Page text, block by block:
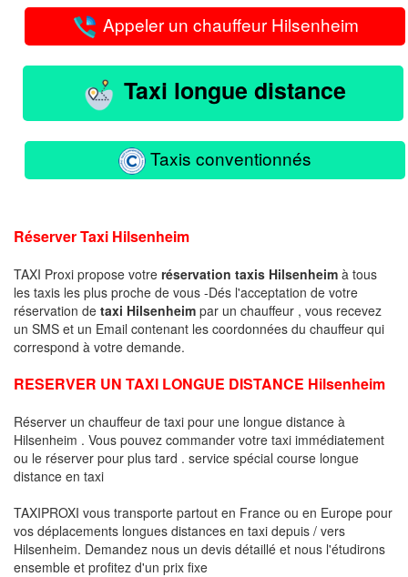
Appeler un chauffeur Hilsenheim
Taxi longue distance
Taxis conventionnés
Réserver Taxi Hilsenheim
TAXI Proxi propose votre réservation taxis Hilsenheim à tous
les taxis les plus proche de vous -Dés l'acceptation de votre
réservation de taxi Hilsenheim par un chauffeur , vous recevez
un SMS et un Email contenant les coordonnées du chauffeur qui
correspond à votre demande.
RESERVER UN TAXI LONGUE DISTANCE Hilsenheim
Réserver un chauffeur de taxi pour une longue distance à
Hilsenheim . Vous pouvez commander votre taxi immédiatement
ou le réserver pour plus tard . service spécial course longue
distance en taxi
TAXIPROXI vous transporte partout en France ou en Europe pour
vos déplacements longues distances en taxi depuis / vers
Hilsenheim. Demandez nous un devis détaillé et nous l'étudirons
ensemble et profitez d'un prix fixe